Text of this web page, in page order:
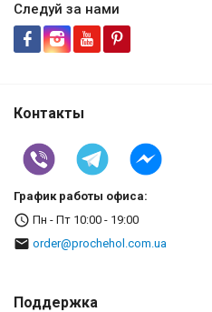
Следуй за нами
Контакты
График работы офиса:
Пн - Пт 10:00 - 19:00
order@prochehol.com.ua
Поддержка